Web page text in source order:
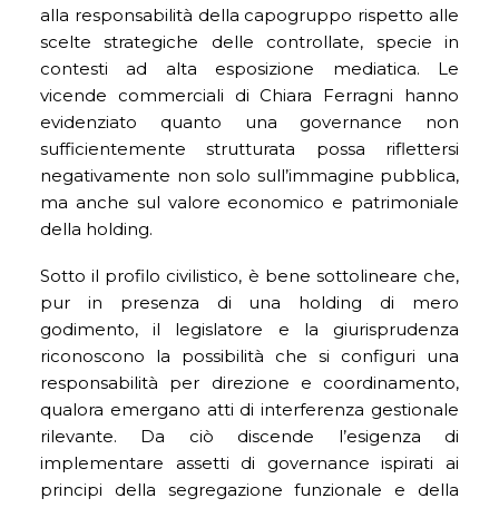
alla responsabilità della capogruppo rispetto alle
scelte strategiche delle controllate, specie in
contesti ad alta esposizione mediatica. Le
vicende commerciali di Chiara Ferragni hanno
evidenziato quanto una governance non
sufficientemente strutturata possa riflettersi
negativamente non solo sull’immagine pubblica,
ma anche sul valore economico e patrimoniale
della holding.
Sotto il profilo civilistico, è bene sottolineare che,
pur in presenza di una holding di mero
godimento, il legislatore e la giurisprudenza
riconoscono la possibilità che si configuri una
responsabilità per direzione e coordinamento,
qualora emergano atti di interferenza gestionale
rilevante. Da ciò discende l’esigenza di
implementare assetti di governance ispirati ai
principi della segregazione funzionale e della